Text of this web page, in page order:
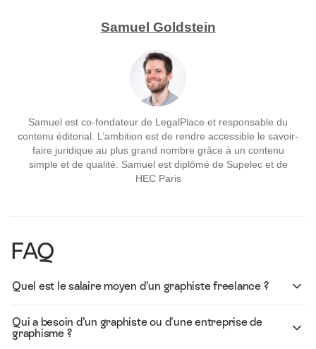
Samuel Goldstein
Samuel est co-fondateur de LegalPlace et responsable du
contenu éditorial. L’ambition est de rendre accessible le savoir-
faire juridique au plus grand nombre grâce à un contenu
simple et de qualité. Samuel est diplômé de Supelec et de
HEC Paris
FAQ
Quel est le salaire moyen d’un graphiste freelance ?
Qui a besoin d’un graphiste ou d'une entreprise de
graphisme ?